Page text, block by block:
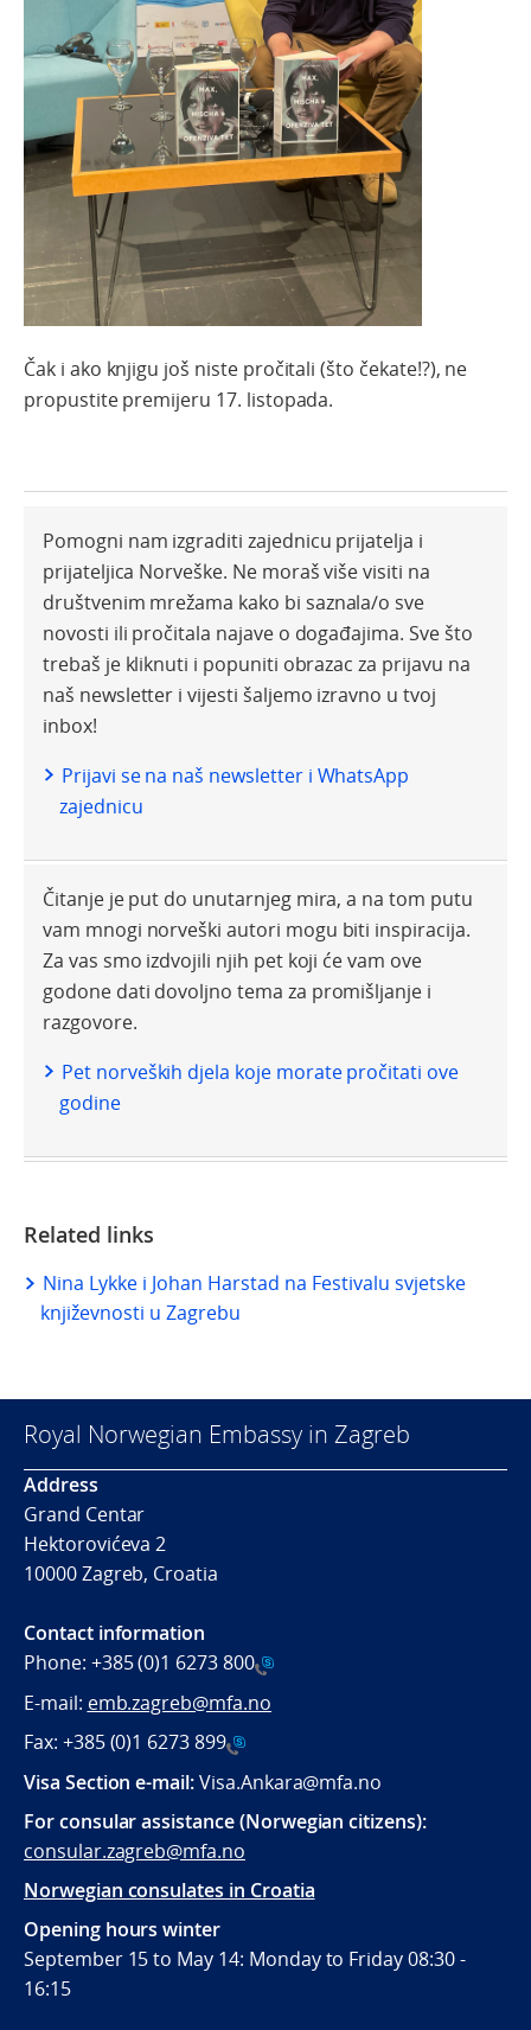
Čak i ako knjigu još niste pročitali (što čekate!?), ne
propustite premijeru 17. listopada.
Pomogni nam izgraditi zajednicu prijatelja i
prijateljica Norveške. Ne moraš više visiti na
društvenim mrežama kako bi saznala/o sve
novosti ili pročitala najave o događajima. Sve što
trebaš je kliknuti i popuniti obrazac za prijavu na
naš newsletter i vijesti šaljemo izravno u tvoj
inbox!
Prijavi se na naš newsletter i WhatsApp
zajednicu
Čitanje je put do unutarnjeg mira, a na tom putu
vam mnogi norveški autori mogu biti inspiracija.
Za vas smo izdvojili njih pet koji će vam ove
godone dati dovoljno tema za promišljanje i
razgovore.
Pet norveških djela koje morate pročitati ove
godine
Related links
Nina Lykke i Johan Harstad na Festivalu svjetske
književnosti u Zagrebu
Royal Norwegian Embassy in Zagreb
Address
Grand Centar
Hektorovićeva 2
10000 Zagreb, Croatia
Contact information
Phone: +385 (0)1 6273 800
E-mail: emb.zagreb@mfa.no
Fax: +385 (0)1 6273 899
Visa Section e-mail:Visa.Ankara@mfa.no
For consular assistance (Norwegian citizens):
consular.zagreb@mfa.no
Norwegian consulates in Croatia
Opening hours winter
September 15 to May 14: Monday to Friday 08:30 -
16:15